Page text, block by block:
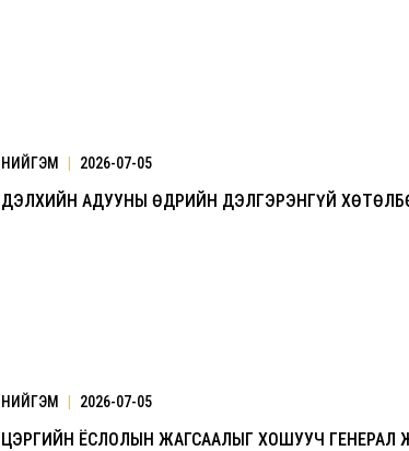
НИЙГЭМ | 2026-07-05
ДЭЛХИЙН АДУУНЫ ӨДРИЙН ДЭЛГЭРЭНГҮЙ
НИЙГЭМ | 2026-07-05
ЦЭРГИЙН ЁСЛОЛЫН ЖАГСААЛЫГ ХОШУУЧ ГЕНЕРАЛ